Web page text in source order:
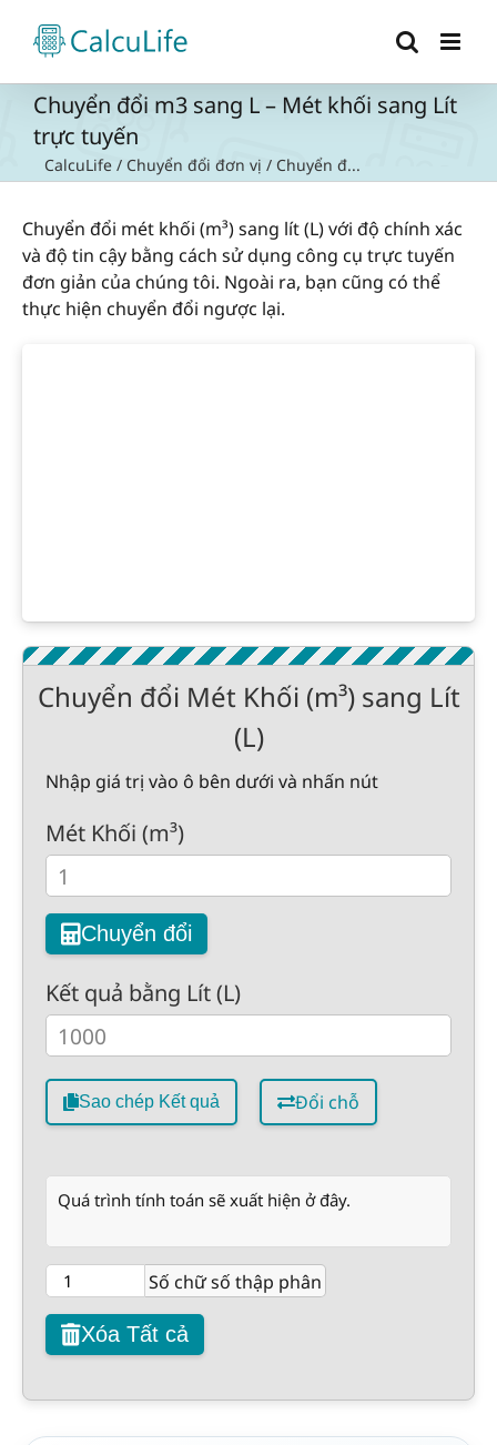
content
Chuyển đổi m3 sang L – Mét khối sang Lít
trực tuyến
CalcuLife / Chuyển đổi đơn vị / Chuyển đ...
Chuyển đổi mét khối (m³) sang lít (L) với độ chính xác
và độ tin cậy bằng cách sử dụng công cụ trực tuyến
đơn giản của chúng tôi. Ngoài ra, bạn cũng có thể
thực hiện chuyển đổi ngược lại.
Chuyển đổi Mét Khối (m³) sang Lít
(L)
Nhập giá trị vào ô bên dưới và nhấn nút
Mét Khối (m³)
Chuyển đổi
Kết quả bằng Lít (L)
Sao chép Kết quả Đổi chỗ
Quá trình tính toán sẽ xuất hiện ở đây.
Số chữ số thập phân
Xóa Tất cả